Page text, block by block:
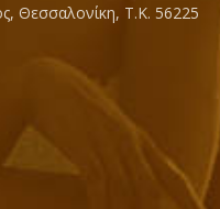
Θεσσαλονίκη, Τ.Κ. 56225